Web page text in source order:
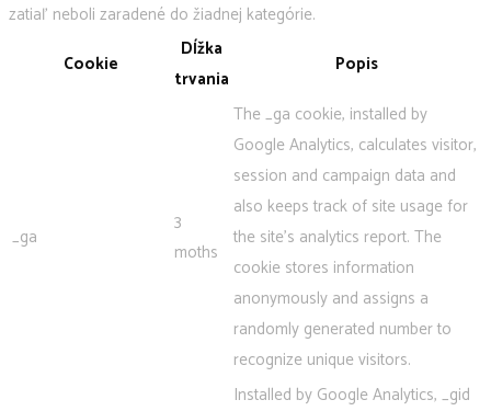
zatiaľ neboli zaradené do žiadnej kategórie.
Cookie
Dĺžka
trvania
Popis
_ga
3
moths
The _ga cookie, installed by
Google Analytics, calculates visitor,
session and campaign data and
also keeps track of site usage for
the site's analytics report. The
cookie stores information
anonymously and assigns a
randomly generated number to
recognize unique visitors.
Installed by Google Analytics, _gid